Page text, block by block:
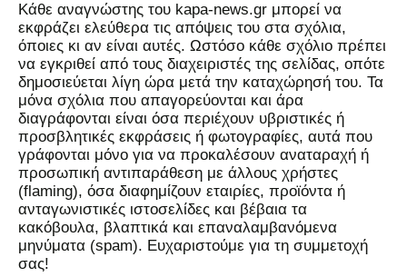
Kάθε αναγνώστης του kapa-news.gr μπορεί να
εκφράζει ελεύθερα τις απόψεις του στα σχόλια,
όποιες κι αν είναι αυτές. Ωστόσο κάθε σχόλιο πρέπει
να εγκριθεί από τους διαχειριστές της σελίδας, οπότε
δημοσιεύεται λίγη ώρα μετά την καταχώρησή του. Τα
μόνα σχόλια που απαγορεύονται και άρα
διαγράφονται είναι όσα περιέχουν υβριστικές ή
προσβλητικές εκφράσεις ή φωτογραφίες, αυτά που
γράφονται μόνο για να προκαλέσουν αναταραχή ή
προσωπική αντιπαράθεση με άλλους χρήστες
(flaming), όσα διαφημίζουν εταιρίες, προϊόντα ή
ανταγωνιστικές ιστοσελίδες και βέβαια τα
κακόβουλα, βλαπτικά και επαναλαμβανόμενα
μηνύματα (spam). Ευχαριστούμε για τη συμμετοχή
σας!